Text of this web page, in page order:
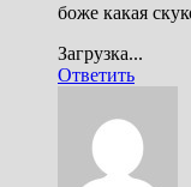
боже какая
Загрузка...
Ответить